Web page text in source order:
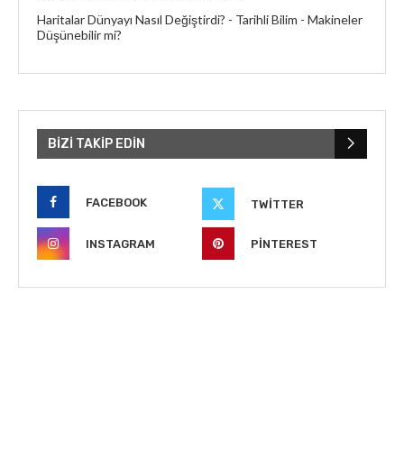
Haritalar Dünyayı Nasıl Değiştirdi? - Tarihli Bilim - Makineler
Düşünebilir mi?
BIZI TAKIP EDIN
FACEBOOK TWITTER
INSTAGRAM PINTEREST